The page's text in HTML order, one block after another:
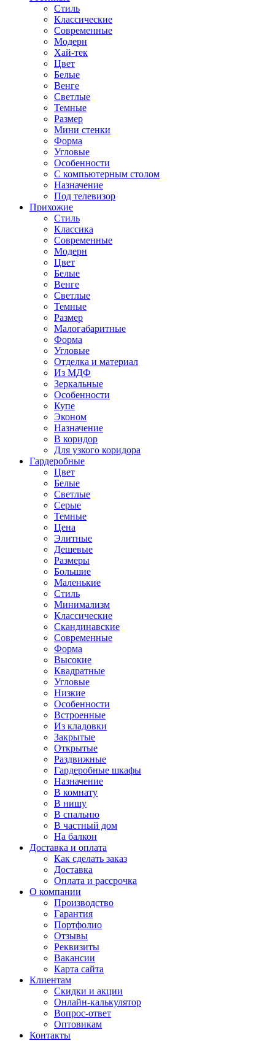
Стиль
Классические
Современные
Модерн
Хай-тек
Цвет
Белые
Венге
Светлые
Темные
Размер
Мини стенки
Форма
Угловые
Особенности
С компьютерным столом
Назначение
Под телевизор
Прихожие
Стиль
Классика
Современные
Модерн
Цвет
Белые
Венге
Светлые
Темные
Размер
Малогабаритные
Форма
Угловые
Отделка и материал
Из МДФ
Зеркальные
Особенности
Купе
Эконом
Назначение
В коридор
Для узкого коридора
Гардеробные
Цвет
Белые
Светлые
Серые
Темные
Цена
Элитные
Дешевые
Размеры
Большие
Маленькие
Стиль
Минимализм
Классические
Скандинавские
Современные
Форма
Высокие
Квадратные
Угловые
Низкие
Особенности
Встроенные
Из кладовки
Закрытые
Открытые
Раздвижные
Гардеробные шкафы
Назначение
В комнату
В нишу
В спальню
В частный дом
На балкон
Доставка и оплата
Как сделать заказ
Доставка
Оплата и рассрочка
О компании
Производство
Гарантия
Портфолио
Отзывы
Реквизиты
Вакансии
Карта сайта
Клиентам
Скидки и акции
Онлайн-калькулятор
Вопрос-ответ
Оптовикам
Контакты